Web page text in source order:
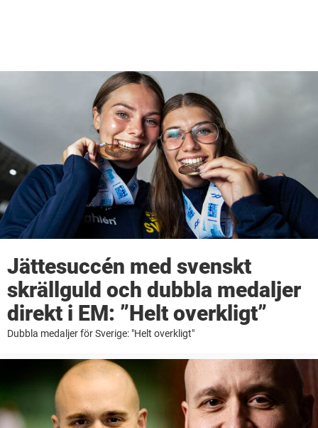
Jättesuccén med svenskt
skrällguld och dubbla medaljer
direkt i EM: ”Helt overkligt”
Dubbla medaljer för Sverige: "Helt overkligt"